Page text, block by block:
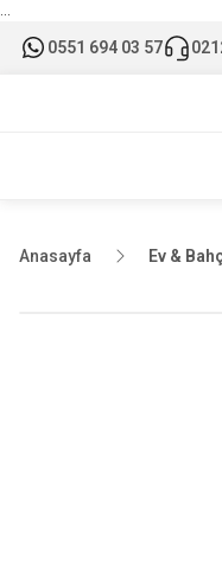
...
0551 694 03 57
Anasayfa Ev &